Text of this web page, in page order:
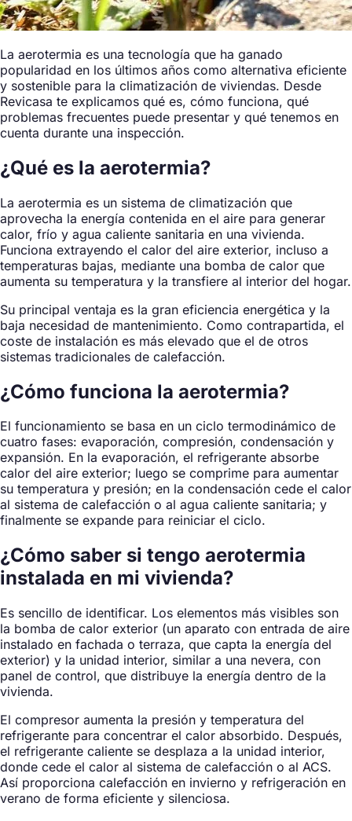
La aerotermia es una tecnología que ha ganado
popularidad en los últimos años como alternativa eficiente
y sostenible para la climatización de viviendas. Desde
Revicasa te explicamos qué es, cómo funciona, qué
problemas frecuentes puede presentar y qué tenemos en
cuenta durante una inspección.
¿Qué es la aerotermia?
La aerotermia es un sistema de climatización que
aprovecha la energía contenida en el aire para generar
calor, frío y agua caliente sanitaria en una vivienda.
Funciona extrayendo el calor del aire exterior, incluso a
temperaturas bajas, mediante una bomba de calor que
aumenta su temperatura y la transfiere al interior del hogar.
Su principal ventaja es la gran eficiencia energética y la
baja necesidad de mantenimiento. Como contrapartida, el
coste de instalación es más elevado que el de otros
sistemas tradicionales de calefacción.
¿Cómo funciona la aerotermia?
El funcionamiento se basa en un ciclo termodinámico de
cuatro fases: evaporación, compresión, condensación y
expansión. En la evaporación, el refrigerante absorbe
calor del aire exterior; luego se comprime para aumentar
su temperatura y presión; en la condensación cede el calor
al sistema de calefacción o al agua caliente sanitaria; y
finalmente se expande para reiniciar el ciclo.
¿Cómo saber si tengo aerotermia
instalada en mi vivienda?
Es sencillo de identificar. Los elementos más visibles son
la bomba de calor exterior (un aparato con entrada de aire
instalado en fachada o terraza, que capta la energía del
exterior) y la unidad interior, similar a una nevera, con
panel de control, que distribuye la energía dentro de la
vivienda.
El compresor aumenta la presión y temperatura del
refrigerante para concentrar el calor absorbido. Después,
el refrigerante caliente se desplaza a la unidad interior,
donde cede el calor al sistema de calefacción o al ACS.
Así proporciona calefacción en invierno y refrigeración en
verano de forma eficiente y silenciosa.